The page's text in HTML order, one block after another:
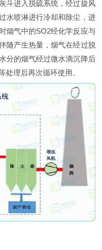
斗进入脱硫系统，经过旋风
水喷淋进行冷却和除尘，进
烟气中的SO2经化学反应与
随产生热量，烟气在经过脱
分的烟气经过微水滴沉降后
处理后再次循环使用。